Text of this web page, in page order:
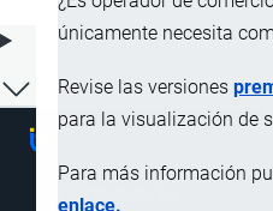
únicamente necesita
Revise las versiones
para la visualización de
Para más información
enlace.